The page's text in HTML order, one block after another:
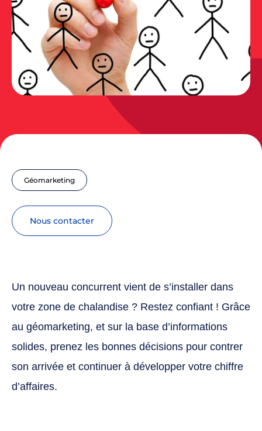
Géomarketing
nous contacter
Un nouveau concurrent vient de s’installer dans
votre zone de chalandise ? Restez confiant ! Grâce
au géomarketing, et sur la base d’informations
solides, prenez les bonnes décisions pour contrer
son arrivée et continuer à développer votre chiffre
d’affaires.